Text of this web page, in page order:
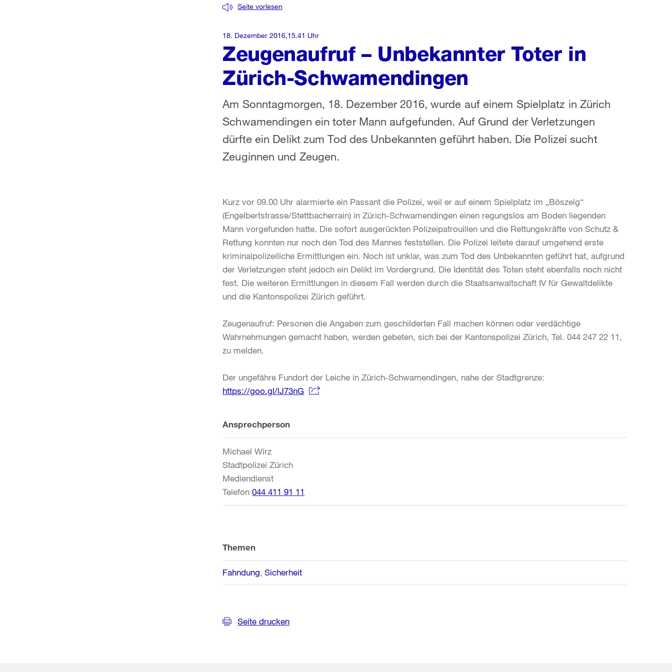
Zeugenaufruf – Unbekannter Toter in
Zürich-Schwamendingen
Seite vorlesen
Am Sonntagmorgen, 18. Dezember 2016, wurde auf einem Spielplatz in Zürich
Schwamendingen ein toter Mann aufgefunden. Auf Grund der Verletzungen
dürfte ein Delikt zum Tod des Unbekannten geführt haben. Die Polizei sucht
Zeuginnen und Zeugen.
18. Dezember 2016,15.41 Uhr
Kurz vor 09.00 Uhr alarmierte ein Passant die Polizei, weil er auf einem Spielplatz im „Böszelg“
(Engelbertstrasse/Stettbacherrain) in Zürich-Schwamendingen einen regungslos am Boden liegenden
Mann vorgefunden hatte. Die sofort ausgerückten Polizeipatrouillen und die Rettungskräfte von Schutz &
Rettung konnten nur noch den Tod des Mannes feststellen. Die Polizei leitete darauf umgehend erste
kriminalpolizeiliche Ermittlungen ein. Noch ist unklar, was zum Tod des Unbekannten geführt hat, aufgrund
der Verletzungen steht jedoch ein Delikt im Vordergrund. Die Identität des Toten steht ebenfalls noch nicht
fest. Die weiteren Ermittlungen in diesem Fall werden durch die Staatsanwaltschaft IV für Gewaltdelikte
und die Kantonspolizei Zürich geführt.
Zeugenaufruf: Personen die Angaben zum geschilderten Fall machen können oder verdächtige
Wahrnehmungen gemacht haben, werden gebeten, sich bei der Kantonspolizei Zürich, Tel. 044 247 22 11,
zu melden.
Der ungefähre Fundort der Leiche in Zürich-Schwamendingen, nahe der Stadtgrenze:
https://goo.gl/lJ73nG
Weitere
Informationen
Ansprechperson
Michael Wirz
Stadtpolizei Zürich
Mediendienst
Telefon 044 411 91 11
Themen
Fahndung Sicherheit
Seite drucken